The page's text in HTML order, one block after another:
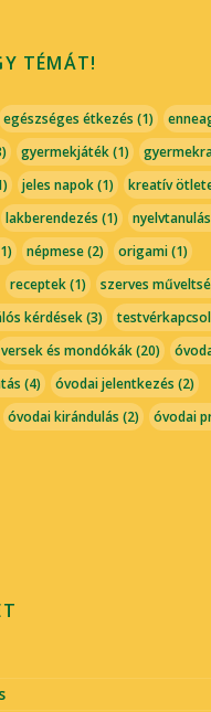
TÉMÁT!
egészséges étkezés (1)
gyermekjáték(1)
jeles napok(1) kreatív
lakberendezés (1) nyelvtanulás
népmese(2) origami(1)
receptek(1) szerves
kérdések(3)
versek és mondókák(20)
(4) óvodai jelentkezés (2)
óvodai kirándulás (2) óvodai